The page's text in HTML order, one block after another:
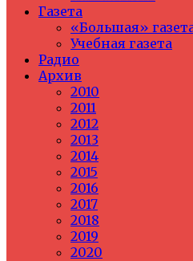
Газета
«Большая»
Учебная газета
Радио
Архив
2010
2011
2012
2013
2014
2015
2016
2017
2018
2019
2020